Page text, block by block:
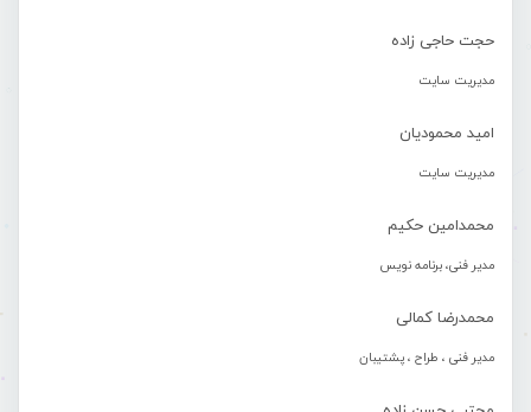
حجت حاجی زاده
مدیریت سایت
امید محمودیان
مدیریت سایت
محمدامین حکیم
مدیر فنی، برنامه نویس
محمدرضا کمالی
مدیر فنی ، طراح ، پشتیبان